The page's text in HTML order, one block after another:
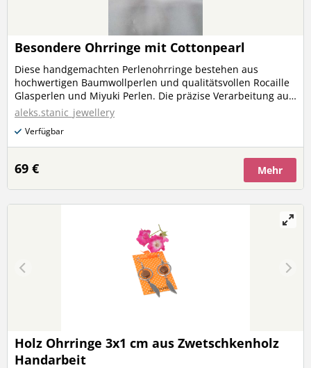
Besondere Ohrringe mit Cottonpearl
Diese handgemachten Perlenohrringe bestehen aus
hochwertigen Baumwollperlen und qualitätsvollen Rocaille
Glasperlen und Miyuki Perlen. Die präzise Verarbeitung aus
reißfestem Nylon garantiert die höchste Qualität dieser
eleganten Ohrringe. Außerdem sind die Ohrringe
federleicht und deshalb angenehm zu tragen. Durch die
funkelnden Akzente und dezenten Farben kannst Du diese
Ohrringe perfekt zu verschiedenen Outfits kombinieren.
Fair produziert, modern und einzigartig! Material:
Barockperle, Rocaille Glasperlen, Miyuki Perlen Länge: 4 cm
aleks.stanic_jewellery
Verfügbar
69 € Mehr
Holz Ohrringe 3x1 cm aus Zwetschkenholz
Handarbeit